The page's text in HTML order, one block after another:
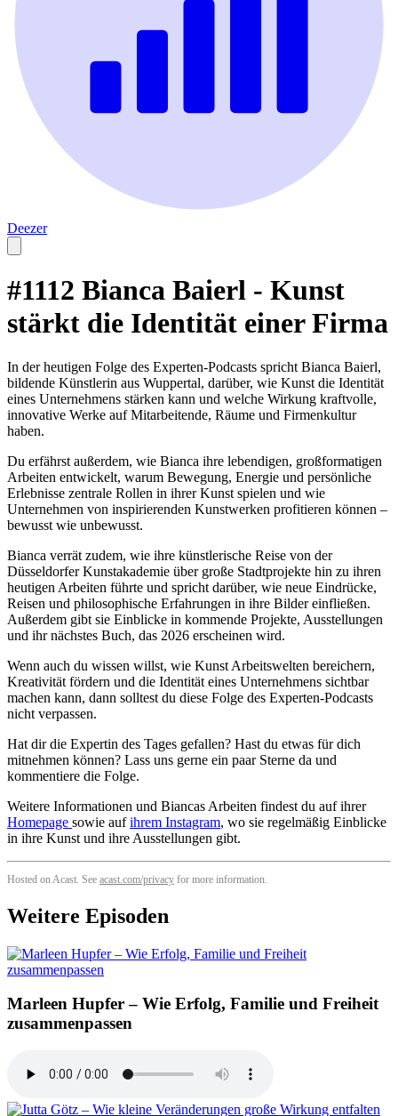
Deezer
#1112 Bianca Baierl - Kunst
stärkt die Identität einer Firma
In der heutigen Folge des Experten-Podcasts spricht Bianca Baierl,
bildende Künstlerin aus Wuppertal, darüber, wie Kunst die Identität
eines Unternehmens stärken kann und welche Wirkung kraftvolle,
innovative Werke auf Mitarbeitende, Räume und Firmenkultur
haben.
Du erfährst außerdem, wie Bianca ihre lebendigen, großformatigen
Arbeiten entwickelt, warum Bewegung, Energie und persönliche
Erlebnisse zentrale Rollen in ihrer Kunst spielen und wie
Unternehmen von inspirierenden Kunstwerken profitieren können –
bewusst wie unbewusst.
Bianca verrät zudem, wie ihre künstlerische Reise von der
Düsseldorfer Kunstakademie über große Stadtprojekte hin zu ihren
heutigen Arbeiten führte und spricht darüber, wie neue Eindrücke,
Reisen und philosophische Erfahrungen in ihre Bilder einfließen.
Außerdem gibt sie Einblicke in kommende Projekte, Ausstellungen
und ihr nächstes Buch, das 2026 erscheinen wird.
Wenn auch du wissen willst, wie Kunst Arbeitswelten bereichern,
Kreativität fördern und die Identität eines Unternehmens sichtbar
machen kann, dann solltest du diese Folge des Experten-Podcasts
nicht verpassen.
Hat dir die Expertin des Tages gefallen? Hast du etwas für dich
mitnehmen können? Lass uns gerne ein paar Sterne da und
kommentiere die Folge.
Weitere Informationen und Biancas Arbeiten findest du auf ihrer
Homepage sowie aufihrem Instagram, wo sie regelmäßig Einblicke
in ihre Kunst und ihre Ausstellungen gibt.
Hosted on Acast. See acast.com/privacy for more information.
Weitere Episoden
Marleen Hupfer – Wie Erfolg, Familie und Freiheit
zusammenpassen